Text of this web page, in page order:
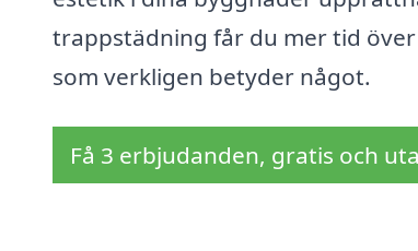
trappstädning får du mer tid
som verkligen betyder något.
Få 3 erbjudanden, gratis och